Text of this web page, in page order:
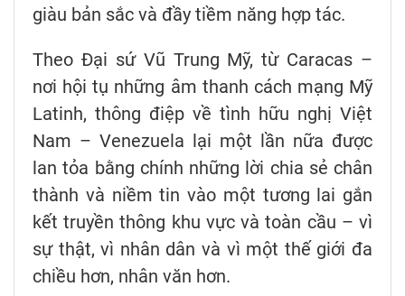
giàu bản sắc và đầy tiềm năng hợp tác.
Theo Đại sứ Vũ Trung Mỹ, từ Caracas –
nơi hội tụ những âm thanh cách mạng Mỹ
Latinh, thông điệp về tình hữu nghị Việt
Nam – Venezuela lại một lần nữa được
lan tỏa bằng chính những lời chia sẻ chân
thành và niềm tin vào một tương lai gắn
kết truyền thông khu vực và toàn cầu – vì
sự thật, vì nhân dân và vì một thế giới đa
chiều hơn, nhân văn hơn.